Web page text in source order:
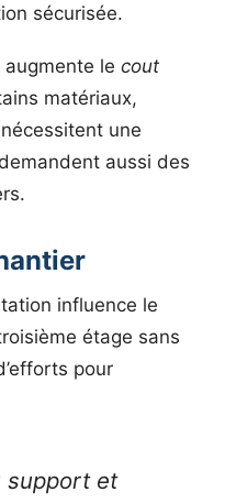
sécurisée.
le cout
matériaux,
une
aussi des
influence le
étage sans
pour
support et